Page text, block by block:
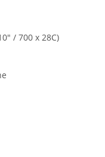
/ 700 x 28C)